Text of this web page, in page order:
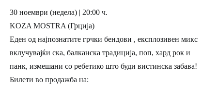
30 ноември (недела) | 20:00 ч.
KOZA MOSTRA (Грција)
Еден од најпознатите грчки бендови , експлозивен микс
вклучувајќи ска, балканска традиција, поп, хард рок и
панк, измешани со ребетико што буди вистинска забава!
Билети во продажба на: